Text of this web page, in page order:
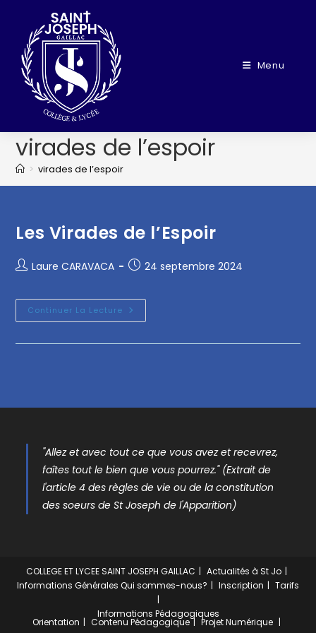
Menu
virades de l’espoir
> virades de l’espoir
Les Virades de l’Espoir
Laure CARAVACA 24 septembre 2024
Continuer La Lecture
"Allez et avec tout ce que vous avez et recevrez,
faîtes tout le bien que vous pourrez." (Extrait de
l'article 4 des règles de vie ou de la constitution
des soeurs de St Joseph de l'Apparition)
COLLEGE ET LYCEE SAINT JOSEPH GAILLAC
Actualités à St Jo
Informations Générales Qui sommes-nous? Inscription Tarifs
Informations Pédagogiques
Orientation Contenu Pédagogique Projet Numérique